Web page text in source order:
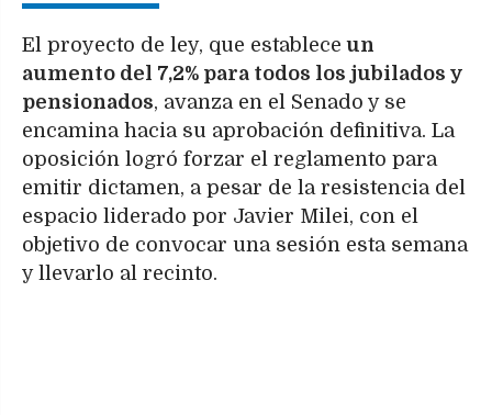
El proyecto de ley, que establece un
aumento del 7,2% para todos los jubilados y
pensionados, avanza en el Senado y se
encamina hacia su aprobación definitiva. La
oposición logró forzar el reglamento para
emitir dictamen, a pesar de la resistencia del
espacio liderado por Javier Milei, con el
objetivo de convocar una sesión esta semana
y llevarlo al recinto.